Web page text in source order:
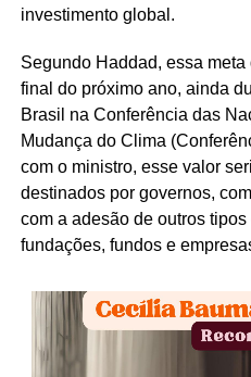
investimento global.
Segundo Haddad, essa
final do próximo ano, ainda
Brasil na Conferência das
Mudança do Clima
com o ministro, esse valor
destinados por governos,
com a adesão de outros
fundações, fundos e